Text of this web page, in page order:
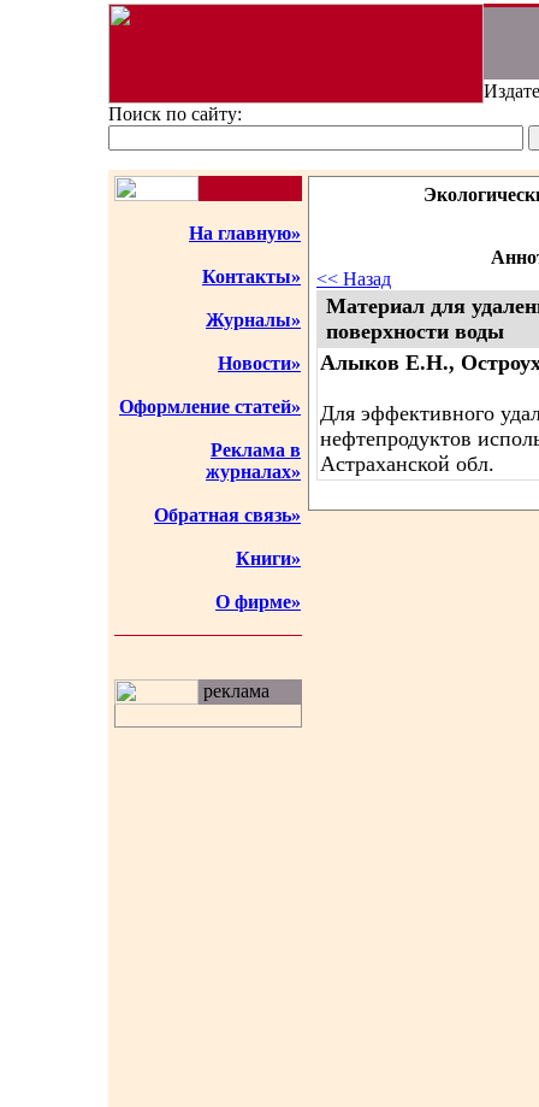
Поиск по сайту:
На главную»
Контакты»
Журналы»
Новости»
Оформление статей»
Реклама в
журналах»
Обратная связь»
Книги»
О фирме»
реклама
<< Назад
Материал для
поверхности воды
Алыков Е.Н.,
Для эффективного
нефтепродуктов
Астраханской обл.